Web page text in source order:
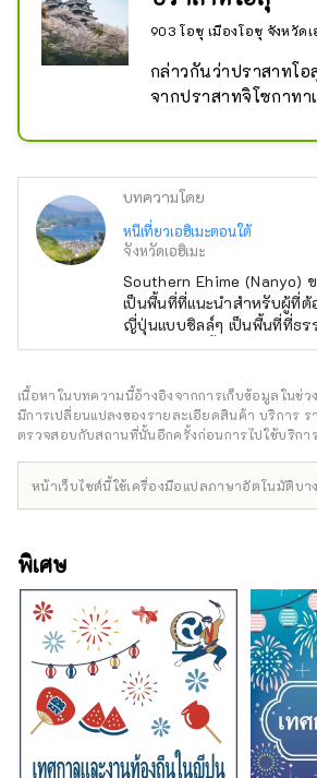
ว่ากันว่าได้รับการตั้งชื่
เหตุผลนี้
อาคารทั้งสามหลัง ได้แ
อัน และชิโจอันแต่ละห
ผสมผสานธรรมชาติข
ถึงความกลมกลืนอันสง่
ธรรมชาติและมนุษย์ -ท
หน้าตาที่แตกต่างกันออ
อาจกล่าวได้ว่า ``จิต
และ ``จิตวิญญาณแห่ง
คงมีชีวิตอยู่ในทิวทัศน์
903 โอซุ เมืองโอซุ จังหวัดเ
กล่าวกันว่าปราสาทโอ
จากปราสาทจิโซกาทา
หวัดอิโยะ ในปี 1331
มาคุระ และตั้งแต่นั้น
อยู่มาเป็นเวลา 237 ปีแ
ยุทธการที่เซกิงาฮาระ
วุ่นวายก็บรรเทาลง แล
เริ่มก่อตัวขึ้นในสมัยขอ
ระและวากิซากะ ยาสุฮ
ในฐานะผู้สร้างปราส
ปรมาจารย์ ต่อมา ซาด
ปกครองของตระกูลคา
ต่อไปจนกระทั่งได้รับ
ในปี พ.ศ. 2431 เนื่องจ
บูรณะในปี 2004 โดย
ประมาณ 10 ปี โดยเริ่
พยายามในการอนุรัก
จากผู้อยู่อาศัย นับเป็
มีสี่ชั้นและสี่ชั้นเป็นห
ได้รับการบูรณะหลังส
ความสูง 19.15 เมตร ถื
ที่สุดในญี่ปุ่น
บทความโดย
หนีเที่ยวเอฮิเมะตอนใต้
จังหวัดเอฮิเมะ
Southern Ehime (Nanyo)
เป็นพื้นที่ที่แนะนำสำหรับผู้ที่ต้
ญี่ปุ่นแบบชิลล์ๆ เป็นพื้นที่ที่ธร
ภูเขา และแม่น้ำ อยู่ร่วมกับทั
ต่างๆ มากมายที่ใช้ประโยช
เหมาะสำหรับการเข้าพักระ
ไป โปรดเพลิดเพลินไปกับกา
เนื้อหาในบทความนี้อ้างอิงจากการเก็บข้อมูลในช่ว
มีการเปลี่ยนแปลงของรายละเอียดสินค้า บริการ
ตรวจสอบกับสถานที่นั้นอีกครั้งก่อนการไปใช้บริกา
หน้าเว็บไซต์นี้ใช้เครื่องมือแปลภาษาอัตโนมัติบา
พิเศษ